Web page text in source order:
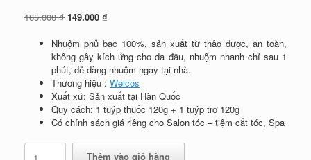
đánh giá
165.000₫ Giá
là:
165.000 ₫.
149.000 ₫
tại
là:
149.000 ₫.
Nhuộm phủ bạc 100%, sản xuất từ thảo dược, an toàn,
không gây kích ứng cho da đầu, nhuộm nhanh chỉ sau 1
phút, dễ dàng nhuộm ngay tại nhà.
Thương hiệu : Welcos
Xuất xứ: Sản xuất tại Hàn Quốc
Quy cách: 1 tuýp thuốc 120g + 1 tuýp trợ 120g
Có chính sách giá riêng cho Salon tóc – tiệm cắt tóc, Spa
Thuốc
Thêm vào giỏ hàng